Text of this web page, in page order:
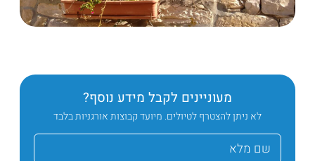
מעוניינים לקבל מידע נוסף?
לא ניתן להצטרף לטיולים. מיועד קבוצות אורגניות בלבד